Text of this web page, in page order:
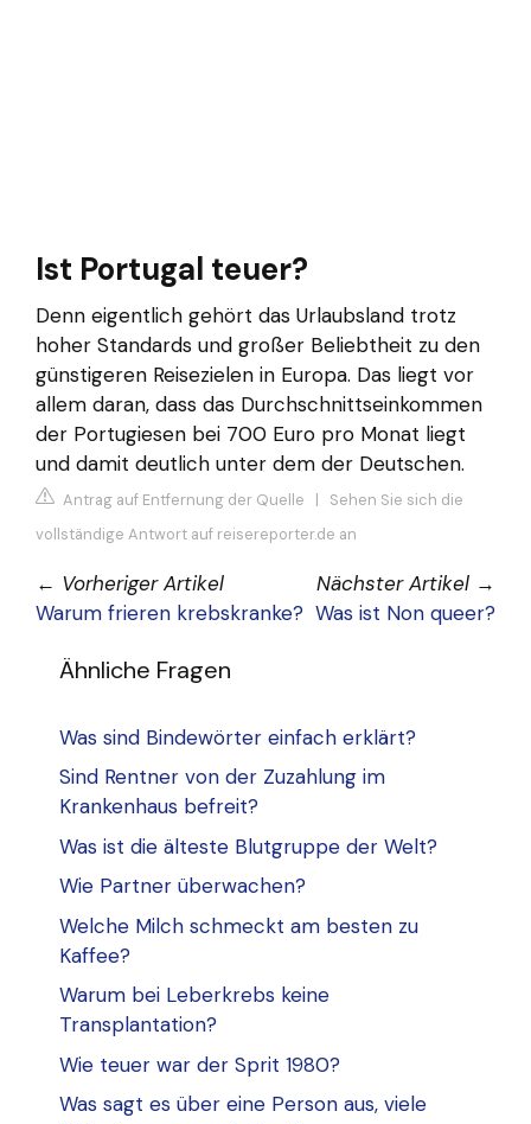
Ist Portugal teuer?
Denn eigentlich gehört das Urlaubsland trotz
hoher Standards und großer Beliebtheit zu den
günstigeren Reisezielen in Europa. Das liegt vor
allem daran, dass das Durchschnittseinkommen
der Portugiesen bei 700 Euro pro Monat liegt
und damit deutlich unter dem der Deutschen.
Antrag auf Entfernung der Quelle | Sehen Sie sich die
vollständige Antwort auf reisereporter.de an
← Vorheriger Artikel
Warum frieren krebskranke?
Nächster Artikel →
Was ist Non queer?
Ähnliche Fragen
Was sind Bindewörter einfach erklärt?
Sind Rentner von der Zuzahlung im
Krankenhaus befreit?
Was ist die älteste Blutgruppe der Welt?
Wie Partner überwachen?
Welche Milch schmeckt am besten zu
Kaffee?
Warum bei Leberkrebs keine
Transplantation?
Wie teuer war der Sprit 1980?
Was sagt es über eine Person aus, viele